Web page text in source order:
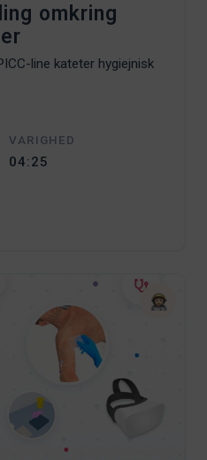
omkring
line kateter hygiejnisk
VARIGHED
04:25